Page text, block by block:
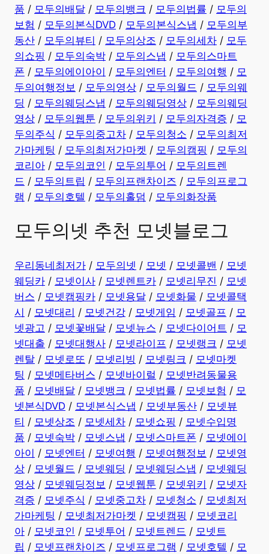
품 / 모두의배달 / 모두의뱅크 / 모두의법률 / 모두의
보험 / 모두의본식DVD / 모두의본식스냅 / 모두의부
동산 / 모두의뷰티 / 모두의상조 / 모두의세차 / 모두
의쇼핑 / 모두의숙박 / 모두의스냅 / 모두의스마트
폰 / 모두의에이아이 / 모두의엔터 / 모두의여행 / 모
두의여행정보 / 모두의영상 / 모두의월드 / 모두의웨
딩 / 모두의웨딩스냅 / 모두의웨딩영상 / 모두의웨딩
영상 / 모두의웹툰 / 모두의위키 / 모두의자격증 / 모
두의주식 / 모두의중고차 / 모두의청소 / 모두의최저
가마케팅 / 모두의최저가마켓 / 모두의캠핑 / 모두의
코리아 / 모두의코인 / 모두의투어 / 모두의트렌
드 / 모두의트립 / 모두의프랜차이즈 / 모두의프로그
램 / 모두의호텔 / 모두의홀덤 / 모두의화장품
모두의넷 추천 모넷블로그
우리동네최저가 / 모두의넷 / 모넷 / 모넷콜밴 / 모넷
웨딩카 / 모넷이사 / 모넷렌트카 / 모넷리무진 / 모넷
버스 / 모넷캠핑카 / 모넷용달 / 모넷화물 / 모넷콜택
시 / 모넷대리 / 모넷건강 / 모넷게임 / 모넷골프 / 모
넷광고 / 모넷꽃배달 / 모넷뉴스 / 모넷다이어트 / 모
넷대출 / 모넷대행사 / 모넷라이프 / 모넷랭크 / 모넷
렌탈 / 모넷로또 / 모넷리빙 / 모넷링크 / 모넷마켓
팅 / 모넷메타버스 / 모넷바이럴 / 모넷반려동물용
품 / 모넷배달 / 모넷뱅크 / 모넷법률 / 모넷보험 / 모
넷본식DVD / 모넷본식스냅 / 모넷부동산 / 모넷뷰
티 / 모넷상조 / 모넷세차 / 모넷쇼핑 / 모넷수입명
품 / 모넷숙박 / 모넷스냅 / 모넷스마트폰 / 모넷에이
아이 / 모넷엔터 / 모넷여행 / 모넷여행정보 / 모넷영
상 / 모넷월드 / 모넷웨딩 / 모넷웨딩스냅 / 모넷웨딩
영상 / 모넷웨딩정보 / 모넷웹툰 / 모넷위키 / 모넷자
격증 / 모넷주식 / 모넷중고차 / 모넷청소 / 모넷최저
가마케팅 / 모넷최저가마켓 / 모넷캠핑 / 모넷코리
아 / 모넷코인 / 모넷투어 / 모넷트렌드 / 모넷트
립 / 모넷프랜차이즈 / 모넷프로그램 / 모넷호텔 / 모